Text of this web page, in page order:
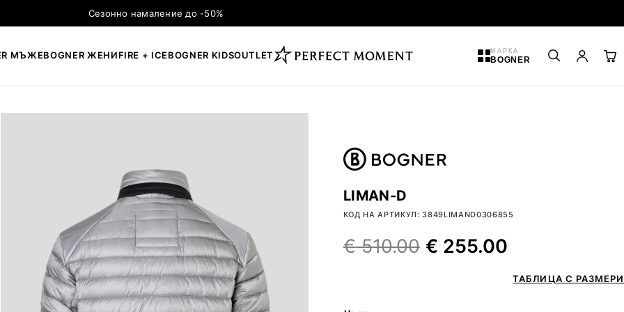
Сезонно намаление до -50%
МЪЖЕBOGNER ЖЕНИFIRE + ICEBOGNER KIDSOUTLET МАРКА
BOGNER
LIMAN-D
КОД НА АРТИКУЛ: 3849LIMAND0306855
€510.00 € 255.00
ТАБЛИЦА С РАЗМЕРИ